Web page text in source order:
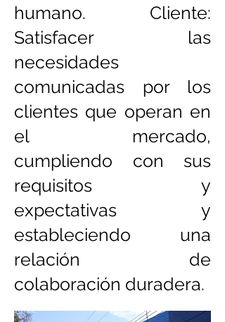
humano. Cliente:
Satisfacer las
necesidades
comunicadas por los
clientes que operan en
el mercado,
cumpliendo con sus
requisitos y
expectativas y
estableciendo una
relación de
colaboración duradera.